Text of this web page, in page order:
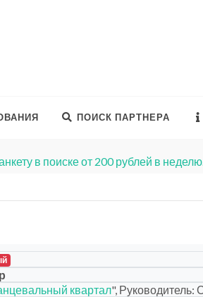
ПОИСК ПАРТНЕРА
в поиске от 200 рублей в
квартал", Руководитель: